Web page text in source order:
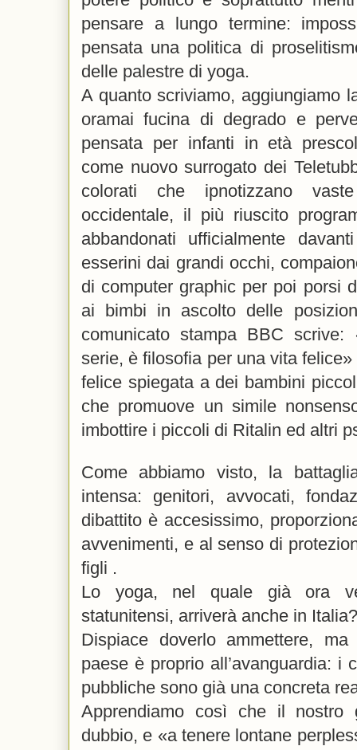
pensare a lungo termine:
pensata una politica di
delle palestre di yoga.
A quanto scriviamo, aggiungiamo
oramai fucina di degrado e
pensata per infanti in età
come nuovo surrogato dei
colorati che ipnotizzano
occidentale, il più riuscito
abbandonati ufficialmente
esserini dai grandi occhi,
di computer graphic per poi porsi
ai bimbi in ascolto delle
comunicato stampa BBC
serie, è filosofia per una vita
felice spiegata a dei bambini
che promuove un simile
imbottire i piccoli di Ritalin ed altri
Come abbiamo visto, la
intensa: genitori, avvocati,
dibattito è accesissimo,
avvenimenti, e al senso di
figli .
Lo yoga, nel quale già ora
statunitensi, arriverà anche in Italia?
Dispiace doverlo ammettere,
paese è proprio all’avanguardia: i
pubbliche sono già una concreta
Apprendiamo così che il nostro
dubbio, e «a tenere lontane